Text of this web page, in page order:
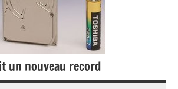
un nouveau record